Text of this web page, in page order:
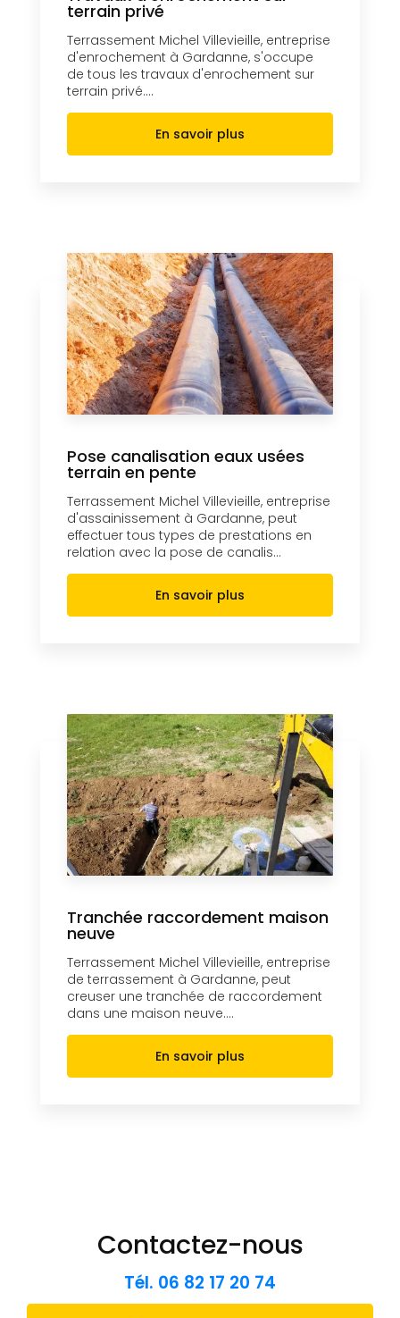
terrain privé
Terrassement Michel Villevieille, entreprise
d'enrochement à Gardanne, s'occupe
de tous les travaux d'enrochement sur
terrain privé....
En savoir plus
Pose canalisation eaux usées
terrain en pente
Terrassement Michel Villevieille, entreprise
d'assainissement à Gardanne, peut
effectuer tous types de prestations en
relation avec la pose de canalis...
En savoir plus
Tranchée raccordement maison
neuve
Terrassement Michel Villevieille, entreprise
de terrassement à Gardanne, peut
creuser une tranchée de raccordement
dans une maison neuve....
En savoir plus
Contactez-nous
Tél. 06 82 17 20 74